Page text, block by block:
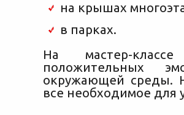
на крышах
в парках.
На мастер-
положительных
окружающей среды.
все необходимое для